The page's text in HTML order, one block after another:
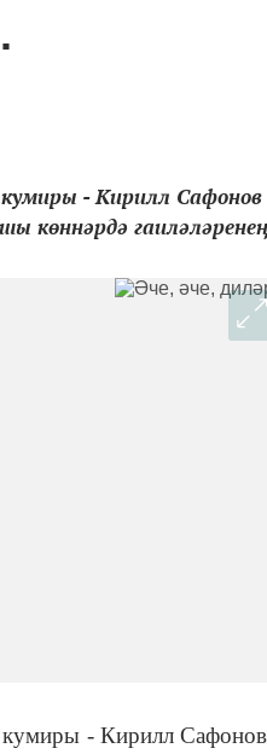
- Кирилл
көннәрдә
- Кирилл